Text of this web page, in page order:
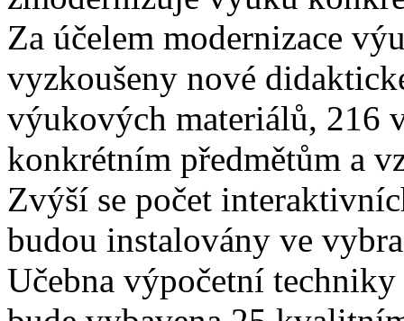
Za účelem modernizace
vyzkoušeny nové
výukových materiálů, 216
konkrétním předmětům a
Zvýší se počet
budou instalovány ve
Učebna výpočetní